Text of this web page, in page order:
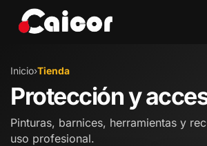
Inicio›Tienda
Protección y
Pinturas, barnices, herramientas y
uso profesional.